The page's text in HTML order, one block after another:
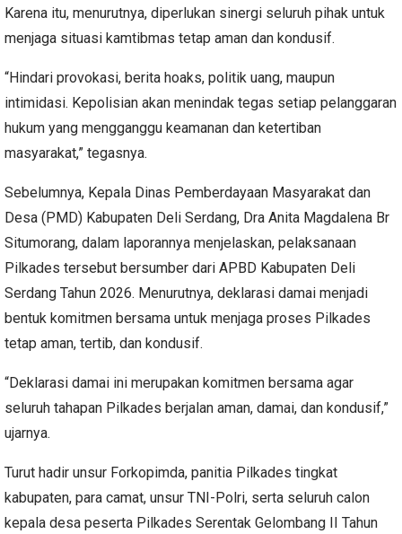
Karena itu, menurutnya, diperlukan sinergi seluruh pihak untuk
menjaga situasi kamtibmas tetap aman dan kondusif.
“Hindari provokasi, berita hoaks, politik uang, maupun
intimidasi. Kepolisian akan menindak tegas setiap pelanggaran
hukum yang mengganggu keamanan dan ketertiban
masyarakat,” tegasnya.
Sebelumnya, Kepala Dinas Pemberdayaan Masyarakat dan
Desa (PMD) Kabupaten Deli Serdang, Dra Anita Magdalena Br
Situmorang, dalam laporannya menjelaskan, pelaksanaan
Pilkades tersebut bersumber dari APBD Kabupaten Deli
Serdang Tahun 2026. Menurutnya, deklarasi damai menjadi
bentuk komitmen bersama untuk menjaga proses Pilkades
tetap aman, tertib, dan kondusif.
“Deklarasi damai ini merupakan komitmen bersama agar
seluruh tahapan Pilkades berjalan aman, damai, dan kondusif,”
ujarnya.
Turut hadir unsur Forkopimda, panitia Pilkades tingkat
kabupaten, para camat, unsur TNI-Polri, serta seluruh calon
kepala desa peserta Pilkades Serentak Gelombang II Tahun